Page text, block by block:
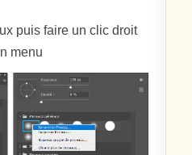
puis faire un clic droit
menu